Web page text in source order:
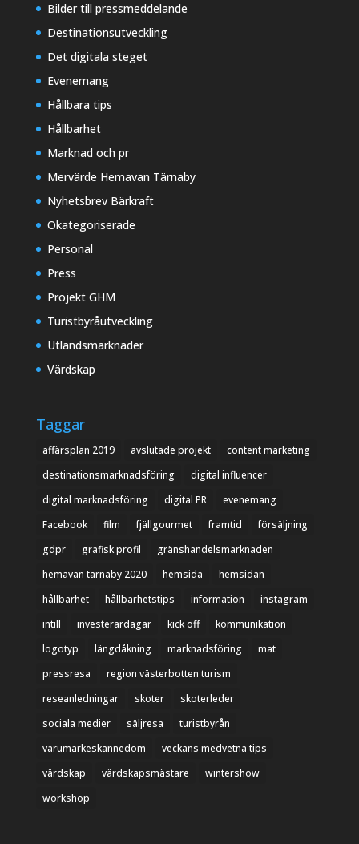
Bilder till pressmeddelande
Destinationsutveckling
Det digitala steget
Evenemang
Hållbara tips
Hållbarhet
Marknad och pr
Mervärde Hemavan Tärnaby
Nyhetsbrev Bärkraft
Okategoriserade
Personal
Press
Projekt GHM
Turistbyråutveckling
Utlandsmarknader
Värdskap
Taggar
affärsplan 2019 avslutade projekt
content marketing
destinationsmarknadsföring
digital influencer
digital marknadsföring
digital PR
evenemang
Facebook
film fjällgourmet framtid
försäljning
gdpr
grafisk profil
gränshandelsmarknaden
hemavan tärnaby 2020
hemsida
hemsidan
hållbarhet
hållbarhetstips information
instagram
intill
investerardagar kick off
kommunikation
logotyp
längdåkning marknadsföring
mat
pressresa
region västerbotten turism
reseanledningar
skoter
skoterleder
sociala medier
säljresa
turistbyrån
varumärkeskännedom
veckans medvetna tips
värdskap
värdskapsmästare
wintershow
workshop